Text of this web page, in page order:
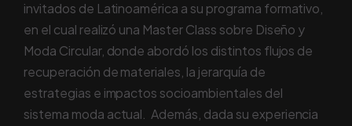
invitados de Latinoamérica a su programa formativo,
en el cual realizó una Master Class sobre Diseño y
Moda Circular, donde abordó los distintos flujos de
recuperación de materiales, la jerarquía de
estrategias e impactos socioambientales del
sistema moda actual. Además, dada su experiencia